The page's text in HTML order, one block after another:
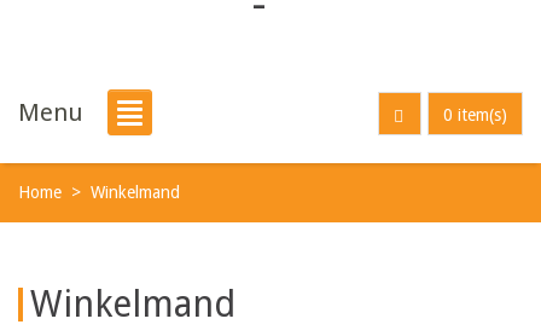
Menu 0 item(s)
Home > Winkelmand
Winkelmand